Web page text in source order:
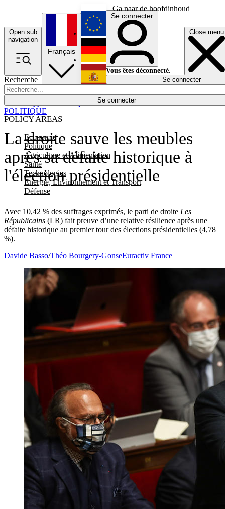
Ga naar de hoofdinhoud
Open sub
navigation
Close menu
Recherche
Se connecter
POLICY AREAS
Economie
Politique
Agriculture et Alimentation
Santé
Technologies
Energie, Environnement et Transport
Défense
Économie
Français
English
Deutsch
Español
Se connecter
Vous êtes déconnecté.
Se connecter
La droite sauve les meubles
après sa défaite historique à
l'élection présidentielle
Avec 10,42 % des suffrages exprimés, le parti de droite Les
Républicains (LR) fait preuve d’une relative résilience après une
défaite historique au premier tour des élections présidentielles (4,78
%).
POLITIQUE
Davide Basso/Théo Bourgery-GonseEuractiv France